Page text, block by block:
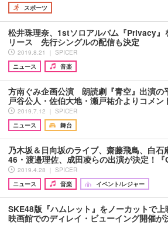
スポーツ
松井珠理奈、1stソロアルバム『Privacy』
リース 先行シングルの配信も決定
2019.8.21 ｜ SPICER
ニュース
音楽
方南ぐみ企画公演 朗読劇『青空』出演の
戸谷公人・佐伯大地・瀬戸祐介よりコメン
2019.7.12 ｜ SPICER
ニュース
舞台
乃木坂＆日向坂のライブ、齋藤飛鳥、白石
46・渡邉理佐、成田凌らの出演が決定！
2019.4.28 ｜ SPICER
ニュース
音楽 イベント/レジャー
SKE48版『ハムレット』をノーカットで
映画館でのディレイ・ビューイング開催が